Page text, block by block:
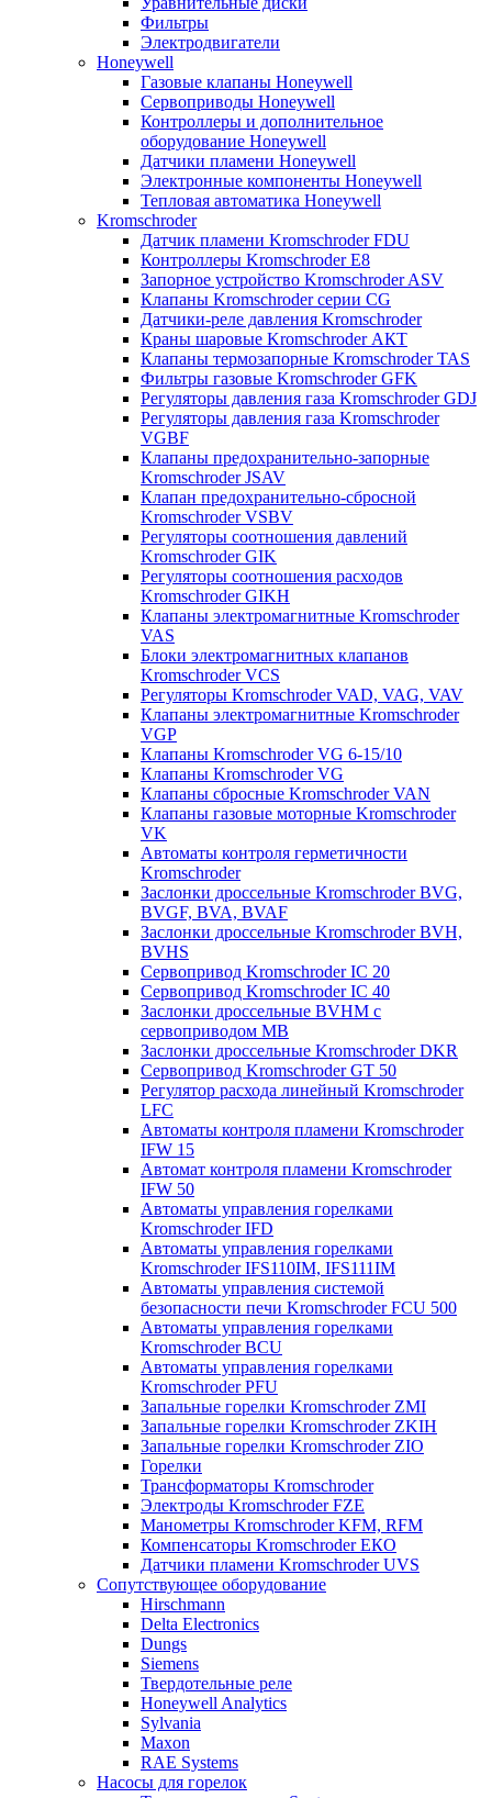
Фильтры
Электродвигатели
Honeywell
Газовые клапаны Honeywell
Сервоприводы Honeywell
Контроллеры и дополнительное
оборудование Honeywell
Датчики пламени Honeywell
Электронные компоненты Honeywell
Тепловая автоматика Honeywell
Kromschroder
Датчик пламени Kromschroder FDU
Контроллеры Kromschroder E8
Запорное устройство Kromschroder ASV
Клапаны Kromschroder серии CG
Датчики-реле давления Kromschroder
Краны шаровые Kromschroder АКТ
Клапаны термозапорные Kromschroder TAS
Фильтры газовые Kromschroder GFK
Регуляторы давления газа Kromschroder GDJ
Регуляторы давления газа Kromschroder
VGBF
Клапаны предохранительно-запорные
Kromschroder JSAV
Клапан предохранительно-сбросной
Kromschroder VSBV
Регуляторы соотношения давлений
Kromschroder GIK
Регуляторы соотношения расходов
Kromschroder GIKH
Клапаны электромагнитные Kromschroder
VAS
Блоки электромагнитных клапанов
Kromschroder VCS
Регуляторы Kromschroder VAD, VAG, VAV
Клапаны электромагнитные Kromschroder
VGP
Клапаны Kromschroder VG 6-15/10
Клапаны Kromschroder VG
Клапаны сбросные Kromschroder VAN
Клапаны газовые моторные Kromschroder
VK
Автоматы контроля герметичности
Kromschroder
Заслонки дроссельные Kromschroder BVG,
BVGF, BVA, BVAF
Заслонки дроссельные Kromschroder BVH,
BVHS
Сервопривод Kromschroder IC 20
Сервопривод Kromschroder IC 40
Заслонки дроссельные BVHM с
сервоприводом МВ
Заслонки дроссельные Kromschroder DKR
Cервопривод Kromschroder GT 50
Регулятор расхода линейный Kromschroder
LFC
Автоматы контроля пламени Kromschroder
IFW 15
Автомат контроля пламени Kromschroder
IFW 50
Автоматы управления горелками
Kromschroder IFD
Автоматы управления горелками
Kromschroder IFS110IM, IFS111IM
Автоматы управления системой
безопасности печи Kromschroder FCU 500
Автоматы управления горелками
Kromschroder BCU
Автоматы управления горелками
Kromschroder PFU
Запальные горелки Kromschroder ZМI
Запальные горелки Kromschroder ZKIH
Запальные горелки Kromschroder ZIO
Горелки
Трансформаторы Kromschroder
Электроды Kromschroder FZE
Манометры Kromschroder KFM, RFM
Компенсаторы Kromschroder ЕКО
Датчики пламени Kromschroder UVS
Сопутствующее оборудование
Hirschmann
Delta Electronics
Dungs
Siemens
Твердотельные реле
Honeywell Analytics
Sylvania
Maxon
RAE Systems
Насосы для горелок